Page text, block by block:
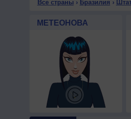
Все страны › Бразилия ›
МЕТЕОНОВА